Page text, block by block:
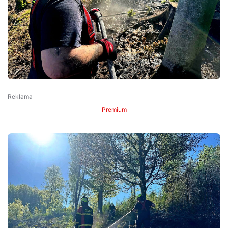
Premium